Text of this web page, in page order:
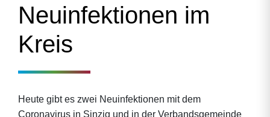
Neuinfektionen im
Kreis
Heute gibt es zwei Neuinfektionen mit dem
Coronavirus in Sinzig und in der Verbandsgemeinde